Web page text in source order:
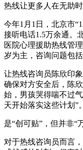
热线让更多人在无助
今年1月1日，北京市
接听电话1.5万余通。
医院心理援助热线管
岁为主，咨询问题包
让热线咨询员陈欣印
确保对方安全后，陈
始，男孩哭得喘不过
天开始落实这些计
是“创可贴”，但并非“
对于热线咨询员而言